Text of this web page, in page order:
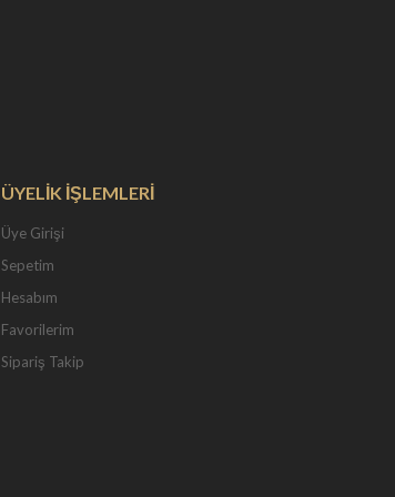
ÜYELİK İŞLEMLERİ
Üye Girişi
Sepetim
Hesabım
Favorilerim
Sipariş Takip